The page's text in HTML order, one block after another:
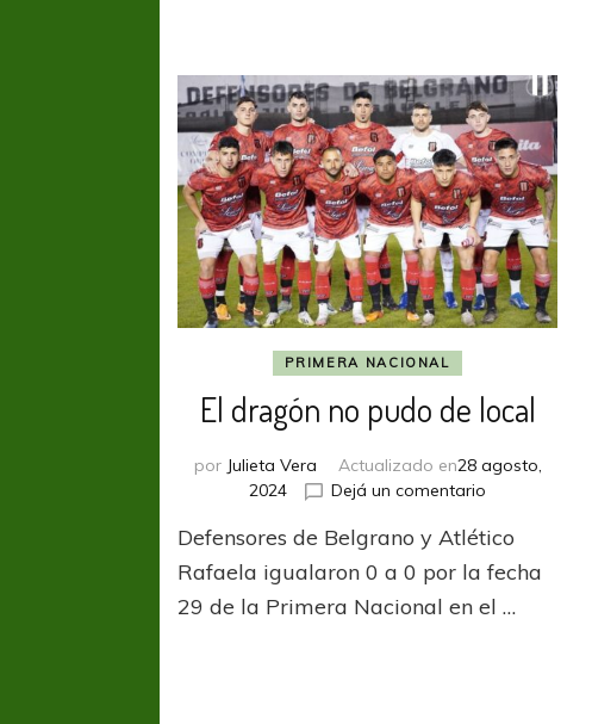
PRIMERA NACIONAL
El dragón no pudo de local
por Julieta Vera Actualizado en28 agosto,
2024
Dejá un comentario
dragón
no
de
Defensores de Belgrano y Atlético
Rafaela igualaron 0 a 0 por la fecha
29 de la Primera Nacional en el …